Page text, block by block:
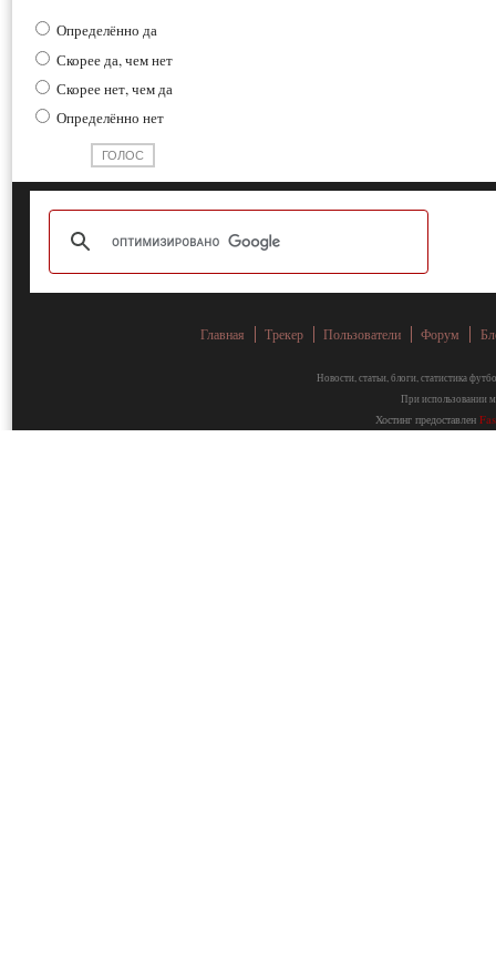
Определённо да
Скорее да, чем нет
Скорее нет, чем да
Определённо нет
Главная Трекер Пользователи Форум
Новости, статьи, блоги, статистика
При использовании
Хостинг предоставлен